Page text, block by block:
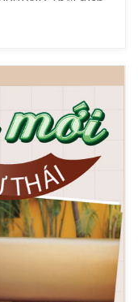
Thời gian
(không